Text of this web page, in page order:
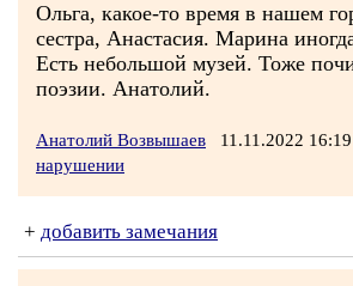
Ольга, какое-то время в нашем
сестра, Анастасия. Марина
Есть небольшой музей. Тоже
поэзии. Анатолий.
Анатолий Возвышаев 11.11.2022
нарушении
+ добавить замечания